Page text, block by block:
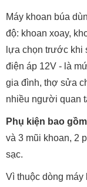
Máy khoan búa
độ: khoan xoay,
lựa chọn trước khi
điện áp 12V - là
gia đình, thợ sửa
nhiều người quan
Phụ kiện bao
và 3 mũi khoan, 2
sạc.
Vì thuộc dòng